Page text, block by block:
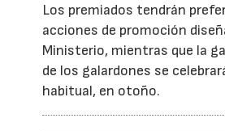
Los premiados tendrán
acciones de promoción
Ministerio, mientras que la
de los galardones se
habitual, en otoño.